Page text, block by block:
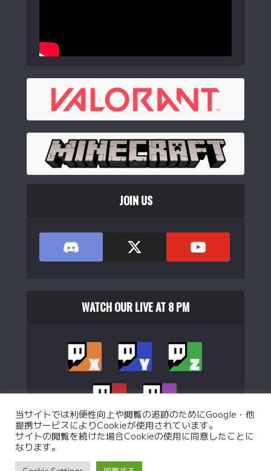
JOIN US
WATCH OUR LIVE AT 8 PM
当サイトでは利便性向上や閲覧の追跡のためにGoogle・他
提携サービスによりCookieが使用されています。
サイトの閲覧を続けた場合Cookieの使用に同意したことに
なります。